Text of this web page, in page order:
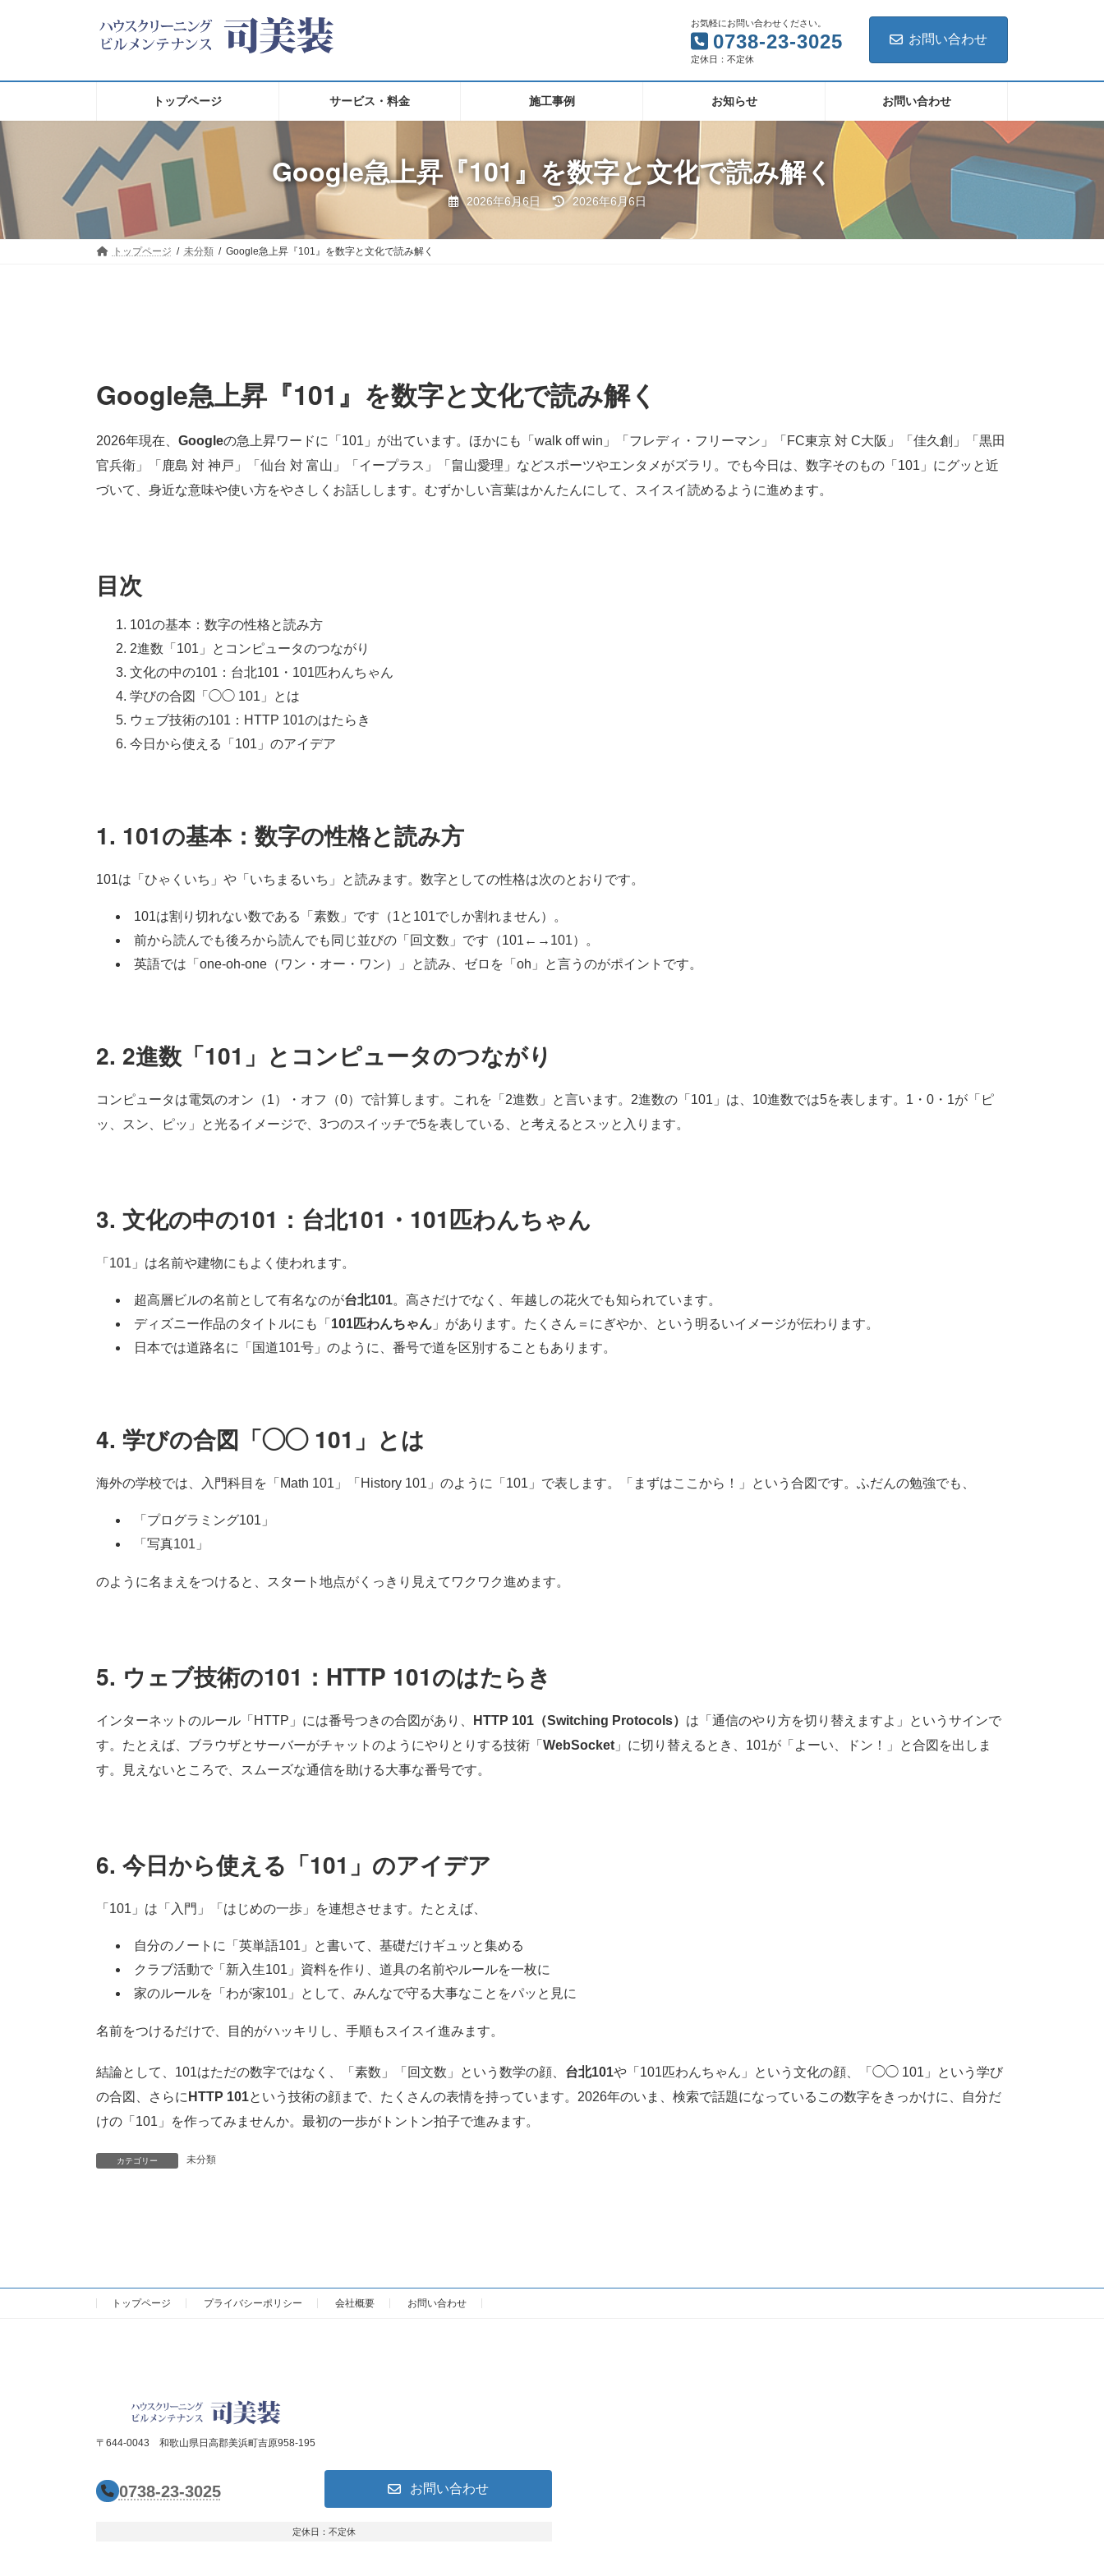
キ
ッ
プ
に
移
動
お気軽にお問い合わせください。
0738-23-3025
定休日：不定休
お問い合わせ
トップページ サービス・料金 施工事例 お知らせ お問い合わせ
Google急上昇『101』を数字と文化で読み解く
2026年6月6日
最
終
2026年6月6日
トップページ 未分類 Google急上昇『101』を数字と文化で読み解く
Google急上昇『101』を数字と文化で読み解く
2026年現在、 Googleの急上昇ワードに「101」が出ています。ほかにも「walk off win」「フレディ・フリーマン」「FC東京 対 C大阪」「佳久創」「黒田
官兵衛」「鹿島 対 神戸」「仙台 対 富山」「イープラス」「畠山愛理」などスポーツやエンタメがズラリ。でも今日は、数字そのもの「101」にグッと近
づいて、身近な意味や使い方をやさしくお話しします。むずかしい言葉はかんたんにして、スイスイ読めるように進めます。
目次
101の基本：数字の性格と読み方
2進数「101」とコンピュータのつながり
文化の中の101：台北101・101匹わんちゃん
学びの合図「◯◯ 101」とは
ウェブ技術の101：HTTP 101のはたらき
今日から使える「101」のアイデア
1. 101の基本：数字の性格と読み方
101は「ひゃくいち」や「いちまるいち」と読みます。数字としての性格は次のとおりです。
101は割り切れない数である「素数」です（1と101でしか割れません）。
前から読んでも後ろから読んでも同じ並びの「回文数」です（101←→101）。
英語では「one-oh-one（ワン・オー・ワン）」と読み、ゼロを「oh」と言うのがポイントです。
2. 2進数「101」とコンピュータのつながり
コンピュータは電気のオン（1）・オフ（0）で計算します。これを「2進数」と言います。2進数の「101」は、10進数では5を表します。1・0・1が「ピ
ッ、スン、ピッ」と光るイメージで、3つのスイッチで5を表している、と考えるとスッと入ります。
3. 文化の中の101：台北101・101匹わんちゃん
「101」は名前や建物にもよく使われます。
超高層ビルの名前として有名なのが台北101。高さだけでなく、年越しの花火でも知られています。
ディズニー作品のタイトルにも「 101匹わんちゃん 」があります。たくさん＝にぎやか、という明るいイメージが伝わります。
日本では道路名に「国道101号」のように、番号で道を区別することもあります。
4. 学びの合図「◯◯ 101」とは
海外の学校では、入門科目を「Math 101」「History 101」のように「101」で表します。「まずはここから！」という合図です。ふだんの勉強でも、
「プログラミング101」
「写真101」
のように名まえをつけると、スタート地点がくっきり見えてワクワク進めます。
5. ウェブ技術の101：HTTP 101のはたらき
インターネットのルール「HTTP」には番号つきの合図があり、 HTTP 101（Switching Protocols） は「通信のやり方を切り替えますよ」というサインで
す。たとえば、ブラウザとサーバーがチャットのようにやりとりする技術「 WebSocket 」に切り替えるとき、101が「よーい、ドン！」と合図を出しま
す。見えないところで、スムーズな通信を助ける大事な番号です。
6. 今日から使える「101」のアイデア
「101」は「入門」「はじめの一歩」を連想させます。たとえば、
自分のノートに「英単語101」と書いて、基礎だけギュッと集める
クラブ活動で「新入生101」資料を作り、道具の名前やルールを一枚に
家のルールを「わが家101」として、みんなで守る大事なことをパッと見に
名前をつけるだけで、目的がハッキリし、手順もスイスイ進みます。
結論として、101はただの数字ではなく、「素数」「回文数」という数学の顔、 台北101や「101匹わんちゃん」という文化の顔、「◯◯ 101」という学び
の合図、さらに HTTP 101という技術の顔まで、たくさんの表情を持っています。2026年のいま、検索で話題になっているこの数字をきっかけに、自分だ
けの「101」を作ってみませんか。最初の一歩がトントン拍子で進みます。
カテゴリー 未分類
トップページ プライバシーポリシー 会社概要 お問い合わせ
〒644-0043 和歌山県日高郡美浜町吉原958-195
0738-23-3025 お問い合わせ
定休日：不定休